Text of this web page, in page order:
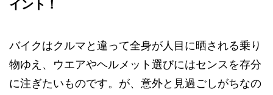
イント！
バイクはクルマと違って全身が人目に晒される乗り
物ゆえ、ウエアやヘルメット選びにはセンスを存分
に注ぎたいものです。が、意外と見過ごしがちなの